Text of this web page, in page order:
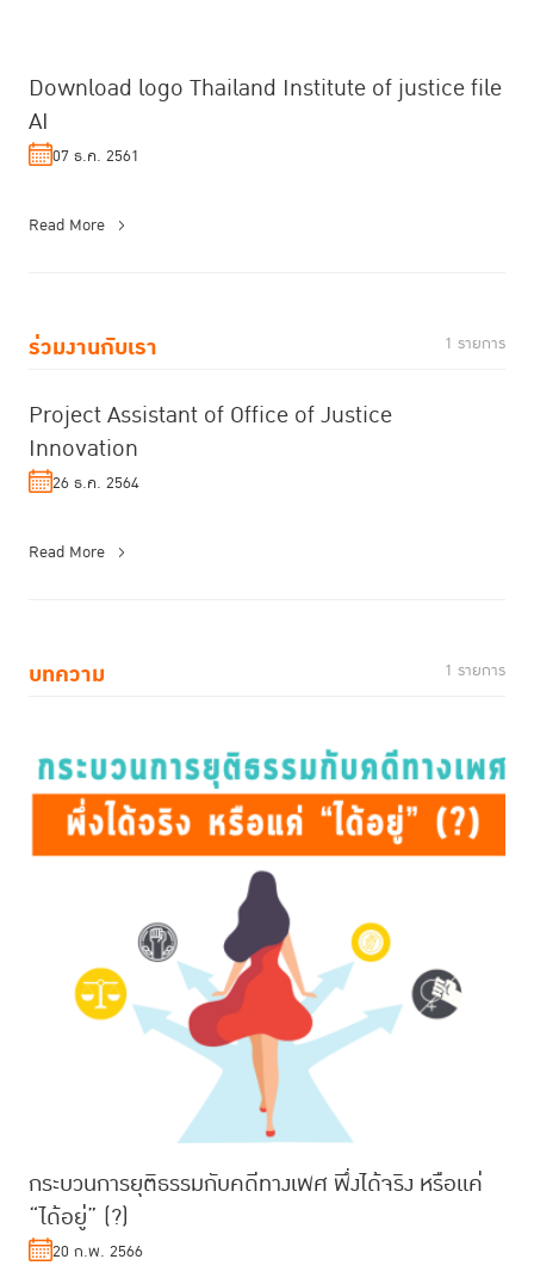
Download logo Thailand Institute of justice file
AI
07 ธ.ค. 2561
Read More
ร่วมงานกับเรา 1 รายการ
Project Assistant of Office of Justice
Innovation
26 ธ.ค. 2564
Read More
บทความ 1 รายการ
กระบวนการยุติธรรมกับคดีทางเพศ พึ่งได้จริง หรือแค่
“ได้อยู่” (?)
20 ก.พ. 2566